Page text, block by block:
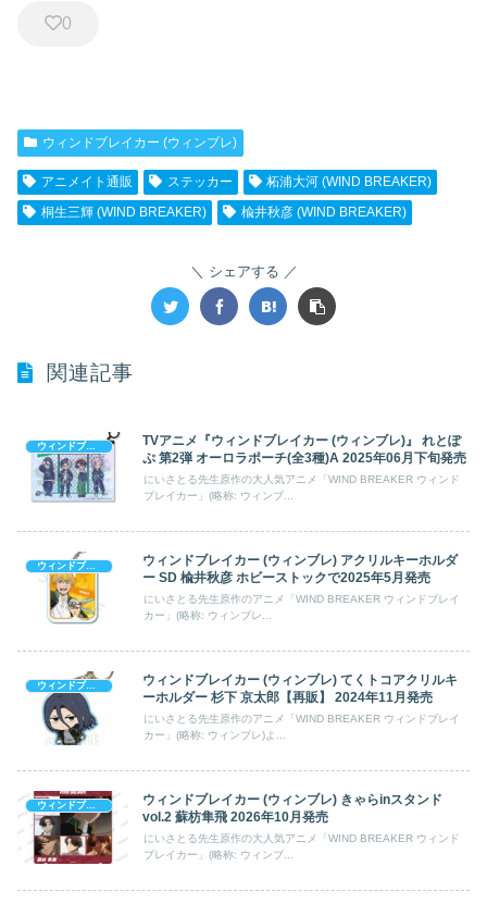
0
ウィンドブレイカー (ウィンブレ)
アニメイト通販 ステッカー
柘浦大河 (WIND BREAKER)
桐生三輝 (WIND BREAKER)
楡井秋彦 (WIND BREAKER)
シェアする
関連記事
ウィンドブレイカー (ウィンブレ)
TVアニメ『ウィンドブレイカー (ウィンブレ)』 れとぽ
ぷ 第2弾 オーロラポーチ(全3種)A 2025年06月下旬発売
にいさとる先生原作の大人気アニメ「WIND BREAKER ウィンド
ブレイカー」(略称: ウィンブ...
ウィンドブレイカー (ウィンブレ)
ウィンドブレイカー (ウィンブレ) アクリルキーホルダ
ー SD 楡井秋彦 ホビーストックで2025年5月発売
にいさとる先生原作のアニメ「WIND BREAKER ウィンドブレイ
カー」(略称: ウィンブレ...
ウィンドブレイカー (ウィンブレ)
ウィンドブレイカー (ウィンブレ) てくトコアクリルキ
ーホルダー 杉下 京太郎【再販】 2024年11月発売
にいさとる先生原作のアニメ「WIND BREAKER ウィンドブレイ
カー」(略称: ウィンブレ)よ...
ウィンドブレイカー (ウィンブレ)
ウィンドブレイカー (ウィンブレ) きゃらinスタンド
vol.2 蘇枋隼飛 2026年10月発売
にいさとる先生原作の大人気アニメ「WIND BREAKER ウィンド
ブレイカー」(略称: ウィンブ...